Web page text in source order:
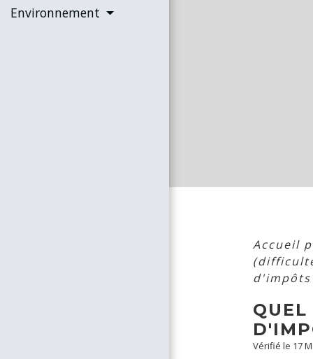
Environnement
Accueil
d'impôts
Vérifié le 17